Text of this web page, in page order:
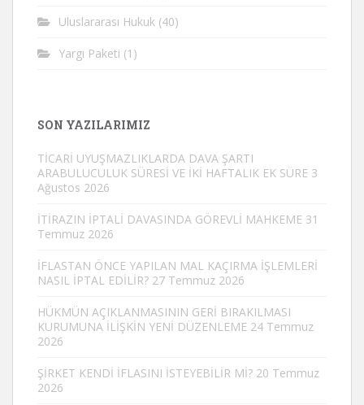
Uluslararası Hukuk (40)
Yargı Paketi (1)
SON YAZILARIMIZ
TİCARİ UYUŞMAZLIKLARDA DAVA ŞARTI
ARABULUCULUK SÜRESİ VE İKİ HAFTALIK EK SÜRE 3
Ağustos 2026
İTİRAZIN İPTALİ DAVASINDA GÖREVLİ MAHKEME 31
Temmuz 2026
İFLASTAN ÖNCE YAPILAN MAL KAÇIRMA İŞLEMLERİ
NASIL İPTAL EDİLİR? 27 Temmuz 2026
HÜKMÜN AÇIKLANMASININ GERİ BIRAKILMASI
KURUMUNA İLİŞKİN YENİ DÜZENLEME 24 Temmuz
2026
ŞİRKET KENDİ İFLASINI İSTEYEBİLİR Mİ? 20 Temmuz
2026